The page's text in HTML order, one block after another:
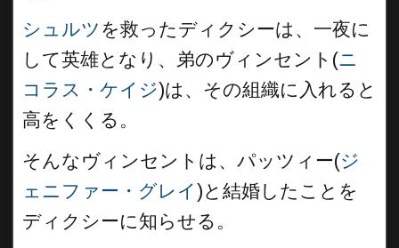
シュルツ を救ったディクシーは、一夜に
して英雄となり、弟のヴィンセント(ニ
コラス・ケイジ)は、その組織に入れると
高をくくる。
そんなヴィンセントは、パッツィー(ジ
ェニファー・グレイ)と結婚したことを
ディクシーに知らせる。